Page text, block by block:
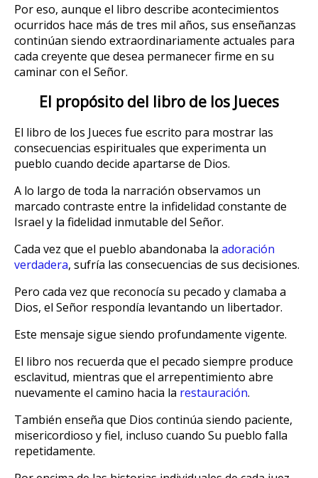
Por eso, aunque el libro describe acontecimientos
ocurridos hace más de tres mil años, sus enseñanzas
continúan siendo extraordinariamente actuales para
cada creyente que desea permanecer firme en su
caminar con el Señor.
El propósito del libro de los Jueces
El libro de los Jueces fue escrito para mostrar las
consecuencias espirituales que experimenta un
pueblo cuando decide apartarse de Dios.
A lo largo de toda la narración observamos un
marcado contraste entre la infidelidad constante de
Israel y la fidelidad inmutable del Señor.
Cada vez que el pueblo abandonaba la adoración
verdadera, sufría las consecuencias de sus decisiones.
Pero cada vez que reconocía su pecado y clamaba a
Dios, el Señor respondía levantando un libertador.
Este mensaje sigue siendo profundamente vigente.
El libro nos recuerda que el pecado siempre produce
esclavitud, mientras que el arrepentimiento abre
nuevamente el camino hacia la restauración.
También enseña que Dios continúa siendo paciente,
misericordioso y fiel, incluso cuando Su pueblo falla
repetidamente.